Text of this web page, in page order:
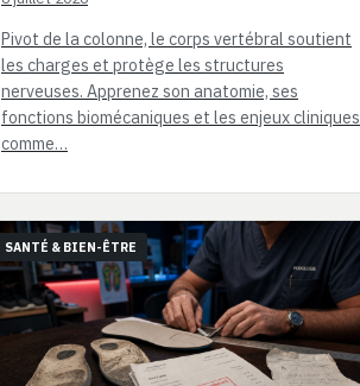
Pivot de la colonne, le corps vertébral soutient
les charges et protège les structures
nerveuses. Apprenez son anatomie, ses
fonctions biomécaniques et les enjeux cliniques
comme…
SANTÉ & BIEN-ÊTRE